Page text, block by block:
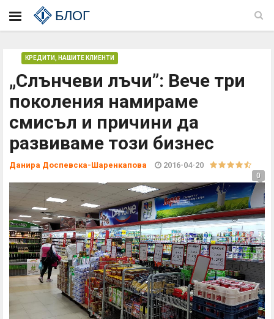
БЛОГ
„Слънчеви лъчи”: Вече три
поколения намираме
смисъл и причини да
развиваме този бизнес
КРЕДИТИ НАШИТЕ КЛИЕНТИ
Данира Доспевска-Шаренкапова 2016-04-20
0